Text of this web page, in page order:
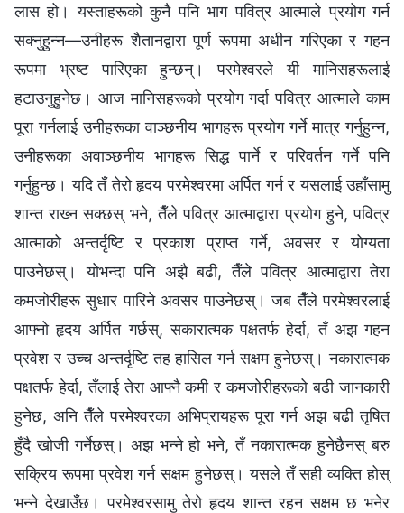
लास हो। यस्ताहरूको कुनै पनि भाग पवित्र आत्माले प्रयोग गर्न
सक्‍नुहुन्‍न—उनीहरू शैतानद्वारा पूर्ण रूपमा अधीन गरिएका र गहन
रूपमा भ्रष्ट पारिएका हुन्छन्। परमेश्‍वरले यी मानिसहरूलाई
हटाउनुहुनेछ। आज मानिसहरूको प्रयोग गर्दा पवित्र आत्माले काम
पूरा गर्नलाई उनीहरूका वाञ्छनीय भागहरू प्रयोग गर्ने मात्र गर्नुहुन्‍न,
उनीहरूका अवाञ्छनीय भागहरू सिद्ध पार्ने र परिवर्तन गर्ने पनि
गर्नुहुन्छ। यदि तँ तेरो हृदय परमेश्‍वरमा अर्पित गर्न र यसलाई उहाँसामु
शान्त राख्‍न सक्छस् भने, तैँले पवित्र आत्माद्वारा प्रयोग हुने, पवित्र
आत्माको अन्तर्दृष्टि र प्रकाश प्राप्त गर्ने, अवसर र योग्यता
पाउनेछस्। योभन्दा पनि अझै बढी, तैँले पवित्र आत्माद्वारा तेरा
कमजोरीहरू सुधार पारिने अवसर पाउनेछस्। जब तैँले परमेश्‍वरलाई
आफ्‍नो हृदय अर्पित गर्छस्, सकारात्मक पक्षतर्फ हेर्दा, तँ अझ गहन
प्रवेश र उच्‍च अन्तर्दृष्टि तह हासिल गर्न सक्षम हुनेछस्। नकारात्मक
पक्षतर्फ हेर्दा, तँलाई तेरा आफ्नै कमी र कमजोरीहरूको बढी जानकारी
हुनेछ, अनि तैँले परमेश्‍वरका अभिप्रायहरू पूरा गर्न अझ बढी तृषित
हुँदै खोजी गर्नेछस्। अझ भन्‍ने हो भने, तँ नकारात्मक हुनेछैनस् बरु
सक्रिय रूपमा प्रवेश गर्न सक्षम हुनेछस्। यसले तँ सही व्यक्ति होस्
भन्‍ने देखाउँछ। परमेश्‍वरसामु तेरो हृदय शान्त रहन सक्षम छ भनेर